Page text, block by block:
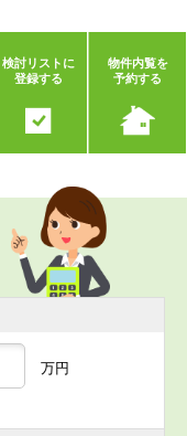
検討リストに
登録する
物件内覧を
予約する
万円